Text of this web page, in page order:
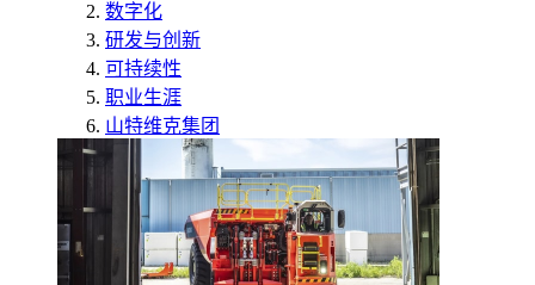
数字化
研发与创新
可持续性
职业生涯
山特维克集团